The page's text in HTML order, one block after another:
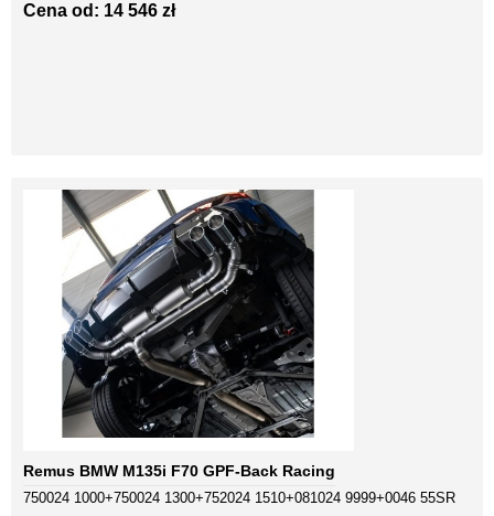
Cena od: 14 546 zł
Remus BMW M135i F70 GPF-Back Racing
750024 1000+750024 1300+752024 1510+081024 9999+0046 55SR